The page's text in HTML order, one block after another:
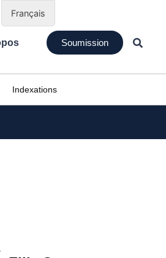
Soumission
Indexations
Français